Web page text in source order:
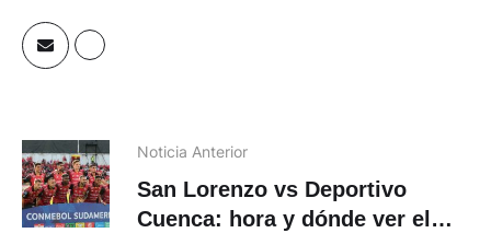
Noticia Anterior
San Lorenzo vs Deportivo
Cuenca: hora y dónde ver el